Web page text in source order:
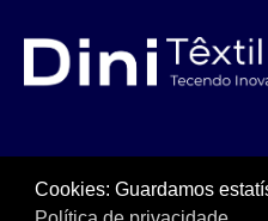
Cookies: Guardamos